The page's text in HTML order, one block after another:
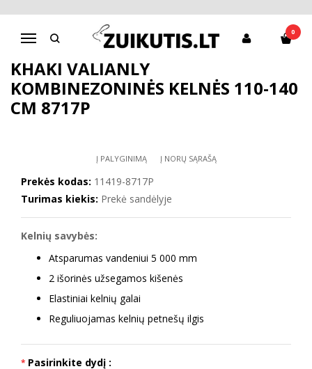
Navigacija
0
Pagrindinis Apranga mergaitėms
Striukės, kombinezonai
Khaki Valianly kombinezoninės kelnės 110-140 cm 8717P
KHAKI VALIANLY
KOMBINEZONINĖS KELNĖS 110-140
CM 8717P
Į PALYGINIMĄ Į NORŲ SĄRAŠĄ
Prekės kodas: 11419-8717P
Turimas kiekis: Prekė sandėlyje
Kelnių savybės:
Atsparumas vandeniui 5 000 mm
2 išorinės užsegamos kišenės
Elastiniai kelnių galai
Reguliuojamas kelnių petnešų ilgis
Pasirinkite dydį :